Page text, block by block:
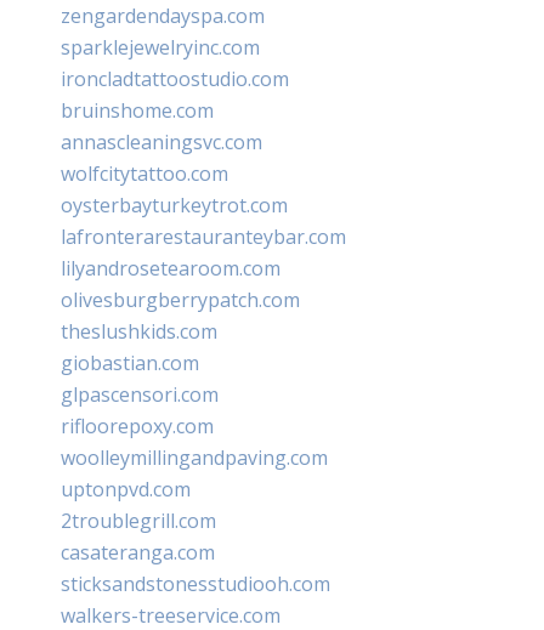
zengardendayspa.com
sparklejewelryinc.com
ironcladtattoostudio.com
bruinshome.com
annascleaningsvc.com
wolfcitytattoo.com
oysterbayturkeytrot.com
lafronterarestauranteybar.com
lilyandrosetearoom.com
olivesburgberrypatch.com
theslushkids.com
giobastian.com
glpascensori.com
rifloorepoxy.com
woolleymillingandpaving.com
uptonpvd.com
2troublegrill.com
casateranga.com
sticksandstonesstudiooh.com
walkers-treeservice.com